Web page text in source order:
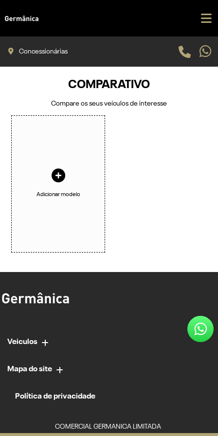
Concessionárias
COMPARATIVO
Compare os seus veículos de interesse
Adicionar modelo
Veiculos
Mapa do site
Política de privacidade
COMERCIAL GERMANICA LIMITADA